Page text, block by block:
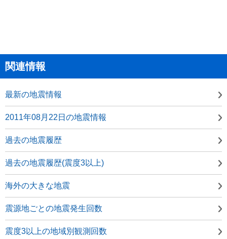
関連情報
最新の地震情報
2011年08月22日の地震情報
過去の地震履歴
過去の地震履歴(震度3以上)
海外の大きな地震
震源地ごとの地震発生回数
震度3以上の地域別観測回数